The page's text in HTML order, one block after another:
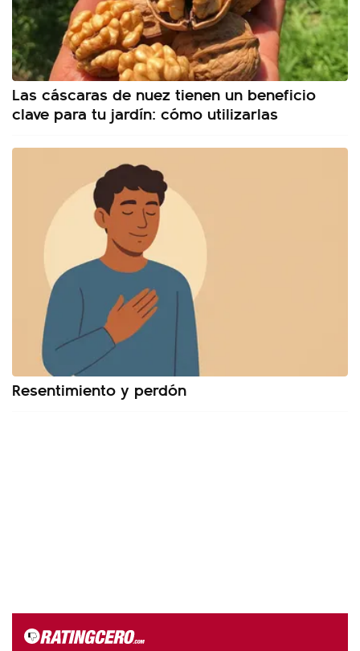
Las cáscaras de nuez tienen un beneficio
clave para tu jardín: cómo utilizarlas
Resentimiento y perdón